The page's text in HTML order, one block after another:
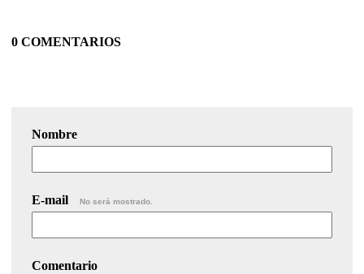
0 COMENTARIOS
Nombre
E-mail No será mostrado.
Comentario